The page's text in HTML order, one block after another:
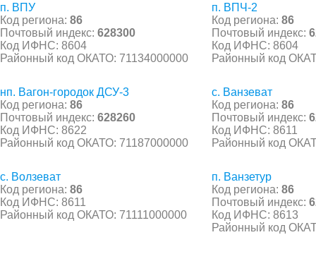
п. ВПУ
Код региона: 86
Почтовый индекс: 628300
Код ИФНС: 8604
Районный код ОКАТО: 71134000000
п. ВПЧ-2
Код региона: 86
Почтовый индекс:
Код ИФНС: 8604
Районный код
нп. Вагон-городок ДСУ-3
Код региона: 86
Почтовый индекс: 628260
Код ИФНС: 8622
Районный код ОКАТО: 71187000000
с. Ванзеват
Код региона: 86
Почтовый индекс:
Код ИФНС: 8611
Районный код
с. Волзеват
Код региона: 86
Код ИФНС: 8611
Районный код ОКАТО: 71111000000
п. Ванзетур
Код региона: 86
Почтовый индекс:
Код ИФНС: 8613
Районный код